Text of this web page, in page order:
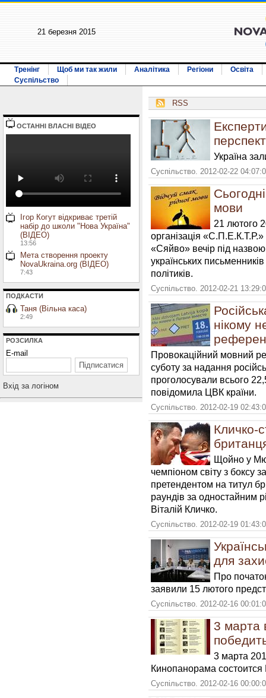
21 березня 2015
Тренінг Щоб ми так жили Аналітика Регіони
Освіта
Суспільство
ОСТАННI ВЛАСНI ВIДЕО
Ігор Когут відкриває третій
набір до школи "Нова Україна"
(ВІДЕО)
13:56
Мета створення проекту
NovaUkraina.org (ВІДЕО)
7:43
ПОДКАСТИ
Таня (Вільна каса)
2:49
РОЗСИЛКА
E-mail
Вхiд за логiном
RSS
Україна
Суспільство. 2012-02-22
мови
21 лютого
організація «С.П.Е.К.Т.Р.»
«Сяйво» вечір під
українських
політиків.
Суспільство. 2012-02-21
нікому
Провокаційний мовний
суботу за надання
проголосували всього
повідомила ЦВК країни.
Суспільство. 2012-02-19
Кличко-
Щойно у
чемпіоном світу з боксу
претендентом на титул
раундів за одностайним
Віталій Кличко.
Суспільство. 2012-02-19
для
Про
заявили 15 лютого
Суспільство. 2012-02-16
3 марта
3 марта
Кинопанорама
Суспільство. 2012-02-16